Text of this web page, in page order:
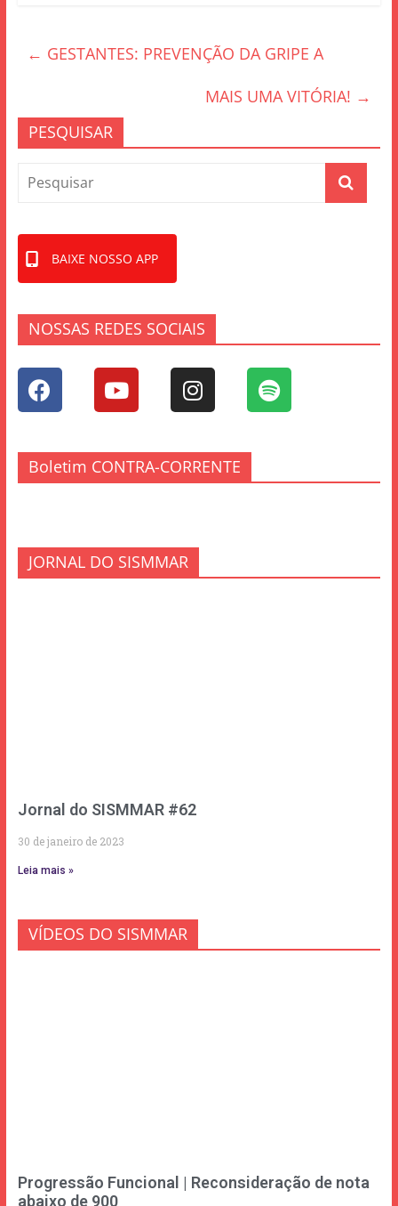
b
o
k
← GESTANTES: PREVENÇÃO DA GRIPE A
MAIS UMA VITÓRIA! →
PESQUISAR
BAIXE NOSSO APP
NOSSAS REDES SOCIAIS
Boletim CONTRA-CORRENTE
JORNAL DO SISMMAR
Jornal do SISMMAR #62
30 de janeiro de 2023
Leia mais »
VÍDEOS DO SISMMAR
Progressão Funcional | Reconsideração de nota
abaixo de 900